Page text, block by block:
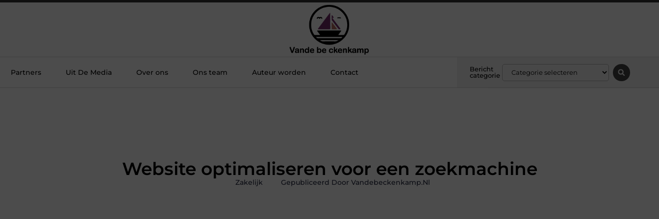
Partners Uit De Media Over ons Ons team Auteur worden Contact
Bericht
categorie
Website optimaliseren voor een zoekmachine
Zakelijk Gepubliceerd Door Vandebeckenkamp.nl